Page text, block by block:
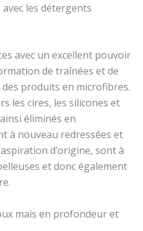
avec les détergents
avec un excellent pouvoir
de traînées et de
produits en microfibres.
les cires, les silicones et
éliminés en
à nouveau redressées et
d’origine, sont à
et donc également
mais en profondeur et